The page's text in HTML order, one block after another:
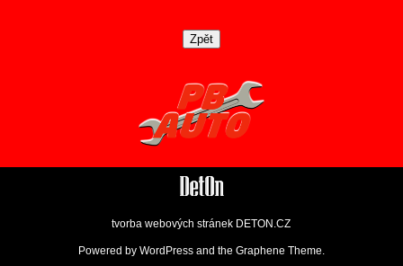
tvorba webových stránek DETON.CZ
Powered by WordPress and the Graphene Theme